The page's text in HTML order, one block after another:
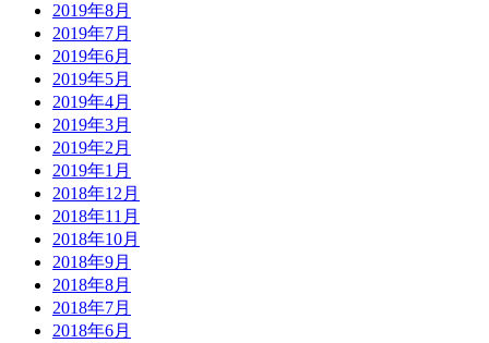
2019年8月
2019年7月
2019年6月
2019年5月
2019年4月
2019年3月
2019年2月
2019年1月
2018年12月
2018年11月
2018年10月
2018年9月
2018年8月
2018年7月
2018年6月